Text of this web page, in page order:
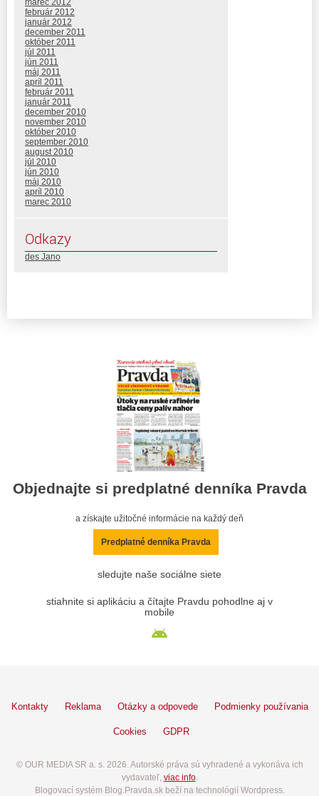
február 2012
január 2012
december 2011
október 2011
júl 2011
jún 2011
máj 2011
apríl 2011
február 2011
január 2011
december 2010
november 2010
október 2010
september 2010
august 2010
júl 2010
jún 2010
máj 2010
apríl 2010
marec 2010
Odkazy
des Jano
Objednajte si predplatné denníka Pravda
a získajte užitočné informácie na každý deň
Predplatné denníka Pravda
sledujte naše sociálne siete
stiahnite si aplikáciu a čítajte Pravdu pohodlne aj v
mobile
Kontakty Reklama Otázky a odpovede Podmienky používania
Cookies GDPR
© OUR MEDIA SR a. s. 2026. Autorské práva sú vyhradené a vykonáva ich
vydavateľ, viac info.
Blogovací systém Blog.Pravda.sk beží na technológií Wordpress.